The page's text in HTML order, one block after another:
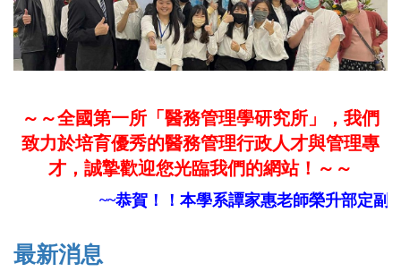
～～全國第一所「醫務管理學研究所」，我們
致力於培育優秀的醫務管理行政人才與管理專
才，誠摯歡迎您光臨我們的網站！～～
~~恭賀！！本學系譚家惠老師榮升部定副教
最新消息